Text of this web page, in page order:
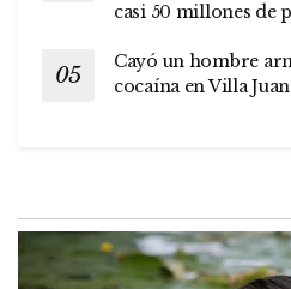
casi 50 millones de
Cayó un hombre
cocaína en Villa